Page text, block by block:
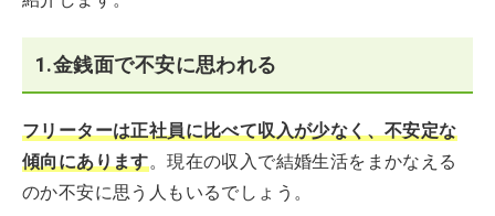
1.金銭面で不安に思われる
フリーターは正社員に比べて収入が少なく、不安定な
傾向にあります。現在の収入で結婚生活をまかなえる
のか不安に思う人もいるでしょう。